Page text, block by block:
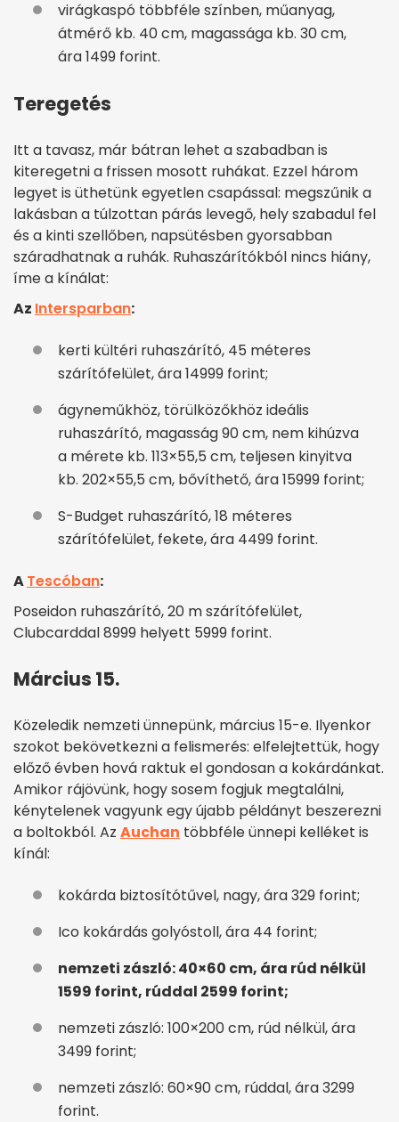
virágkaspó többféle színben, műanyag,
átmérő kb. 40 cm, magassága kb. 30 cm,
ára 1499 forint.
Teregetés
Itt a tavasz, már bátran lehet a szabadban is
kiteregetni a frissen mosott ruhákat. Ezzel három
legyet is üthetünk egyetlen csapással: megszűnik a
lakásban a túlzottan párás levegő, hely szabadul fel
és a kinti szellőben, napsütésben gyorsabban
száradhatnak a ruhák. Ruhaszárítókból nincs hiány,
íme a kínálat:
Az Intersparban:
kerti kültéri ruhaszárító, 45 méteres
szárítófelület, ára 14999 forint;
ágyneműkhöz, törülközőkhöz ideális
ruhaszárító, magasság 90 cm, nem kihúzva
a mérete kb. 113×55,5 cm, teljesen kinyitva
kb. 202×55,5 cm, bővíthető, ára 15999 forint;
S-Budget ruhaszárító, 18 méteres
szárítófelület, fekete, ára 4499 forint.
ATescóban:
Poseidon ruhaszárító, 20 m szárítófelület,
Clubcarddal 8999 helyett 5999 forint.
Március 15.
Közeledik nemzeti ünnepünk, március 15-e. Ilyenkor
szokot bekövetkezni a felismerés: elfelejtettük, hogy
előző évben hová raktuk el gondosan a kokárdánkat.
Amikor rájövünk, hogy sosem fogjuk megtalálni,
kénytelenek vagyunk egy újabb példányt beszerezni
a boltokból. Az Auchan többféle ünnepi kelléket is
kínál:
kokárda biztosítótűvel, nagy, ára 329 forint;
Ico kokárdás golyóstoll, ára 44 forint;
nemzeti zászló: 40×60 cm, ára rúd nélkül
1599 forint, rúddal 2599 forint;
nemzeti zászló: 100×200 cm, rúd nélkül, ára
3499 forint;
nemzeti zászló: 60×90 cm, rúddal, ára 3299
forint.